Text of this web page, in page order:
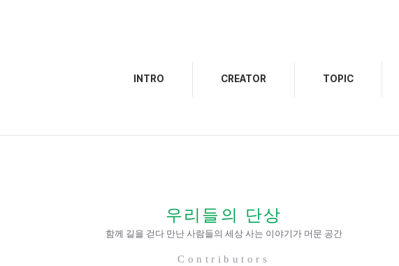
INTRO CREATOR TOPIC
우리들의 단상
함께 길을 걷다 만난 사람들의 세상 사는 이야기가 머문 공간
Contributors